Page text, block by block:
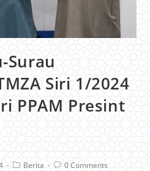
Surau
Siri 1/2024
PPAM Presint
Berita 0 Comments